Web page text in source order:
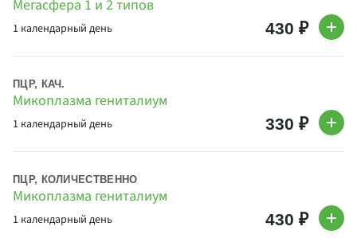
Мегасфера 1 и 2 типов
1 календарный день 430 ₽
Микоплазма гениталиум
ПЦР, КАЧ.
1 календарный день 330 ₽
Микоплазма гениталиум
ПЦР, КОЛИЧЕСТВЕННО
1 календарный день 430 ₽